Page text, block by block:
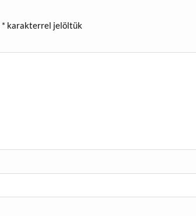
* karakterrel jelöltük